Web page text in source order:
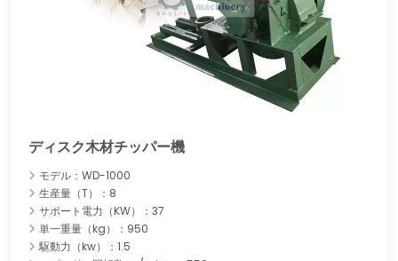
ディスク木材チッパー機
モデル：WD-1000
生産量（T）：8
サポート電力（KW）：37
単一重量（kg）：950
駆動力（kw）：1.5